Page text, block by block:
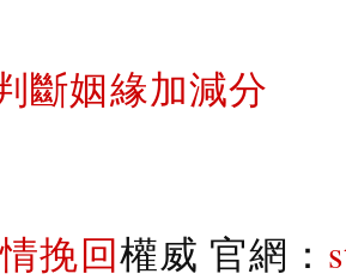
斷姻緣加減分
挽回權威 官網：